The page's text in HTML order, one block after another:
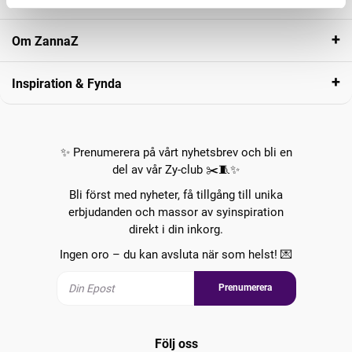
Om ZannaZ
Inspiration & Fynda
✨ Prenumerera på vårt nyhetsbrev och bli en
del av vår Zy-club ✂️🧵✨
Bli först med nyheter, få tillgång till unika
erbjudanden och massor av syinspiration
direkt i din inkorg.
Ingen oro – du kan avsluta när som helst! 💌
Prenumerera
Följ oss